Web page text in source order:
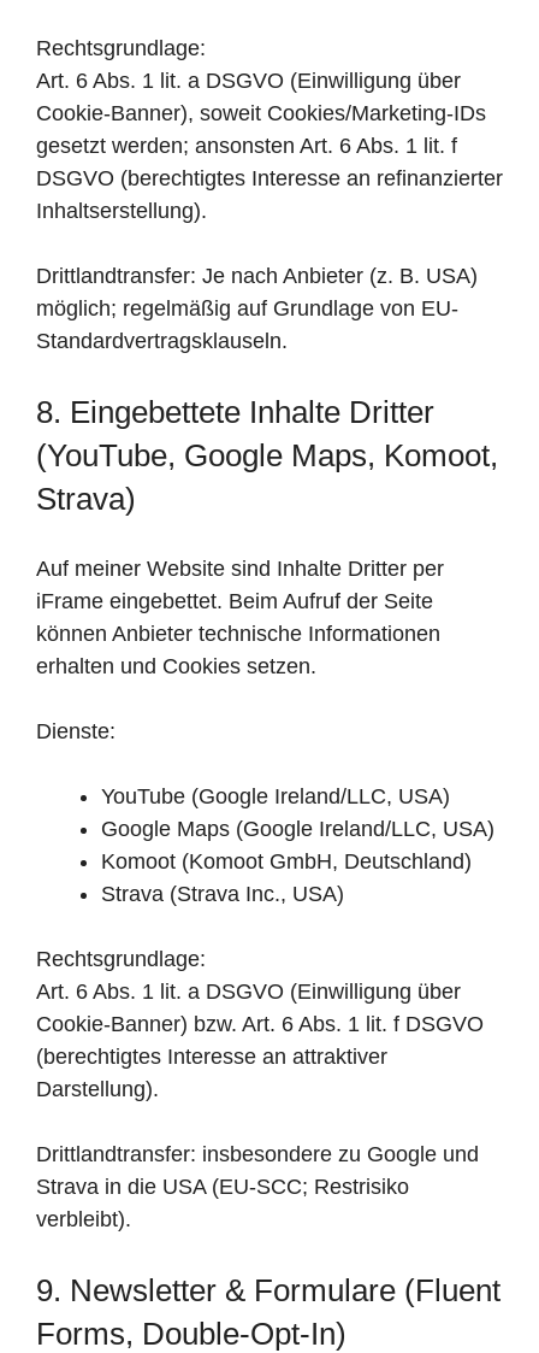
Rechtsgrundlage:
Art. 6 Abs. 1 lit. a DSGVO (Einwilligung über
Cookie-Banner), soweit Cookies/Marketing-IDs
gesetzt werden; ansonsten Art. 6 Abs. 1 lit. f
DSGVO (berechtigtes Interesse an refinanzierter
Inhaltserstellung).
Drittlandtransfer: Je nach Anbieter (z. B. USA)
möglich; regelmäßig auf Grundlage von EU-
Standardvertragsklauseln.
8. Eingebettete Inhalte Dritter
(YouTube, Google Maps, Komoot,
Strava)
Auf meiner Website sind Inhalte Dritter per
iFrame eingebettet. Beim Aufruf der Seite
können Anbieter technische Informationen
erhalten und Cookies setzen.
Dienste:
YouTube (Google Ireland/LLC, USA)
Google Maps (Google Ireland/LLC, USA)
Komoot (Komoot GmbH, Deutschland)
Strava (Strava Inc., USA)
Rechtsgrundlage:
Art. 6 Abs. 1 lit. a DSGVO (Einwilligung über
Cookie-Banner) bzw. Art. 6 Abs. 1 lit. f DSGVO
(berechtigtes Interesse an attraktiver
Darstellung).
Drittlandtransfer: insbesondere zu Google und
Strava in die USA (EU-SCC; Restrisiko
verbleibt).
9. Newsletter & Formulare (Fluent
Forms, Double-Opt-In)